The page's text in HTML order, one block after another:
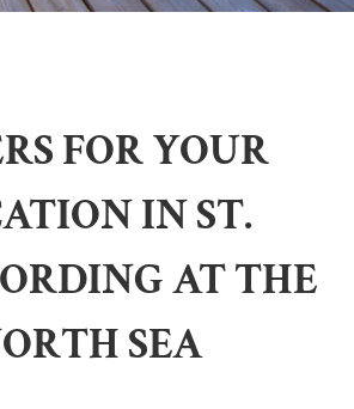
FOR YOUR
IN ST.
AT THE
SEA